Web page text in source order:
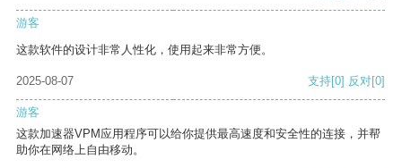
游客
这款软件的设计非常人性化，使用起来非常方便。
2025-08-07 支持[0] 反对[0]
游客
这款加速器VPM应用程序可以给你提供最高速度和安全性的连接，并帮
助你在网络上自由移动。